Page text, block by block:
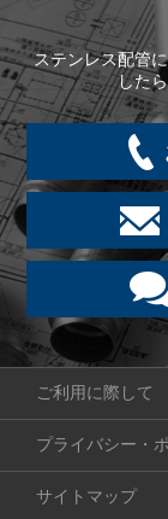
ステンレス配管
した
ご利用に際して
プライバシー・
サイトマップ